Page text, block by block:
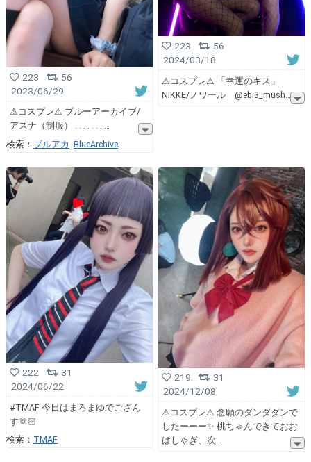
223
56
2023/06/29
⚠︎コスプレ⚠︎ ブルーアーカイブ/
アスナ（制服） . . . . . . .
検索： ブルアカ BlueArchive
223
56
2024/03/18
⚠︎コスプレ⚠︎ 「幸運のキス」
NIKKE/ノワール @ebi3_mush
222
31
2024/06/22
#TMAF 今日はまろまゆでござん
す🫶🏻
検索： TMAF
219
31
2024/12/08
⚠︎コスプレ⚠︎ 念願のダンダダンで
したーーー✨ 桃ちゃんできておお
はしゃぎ、次